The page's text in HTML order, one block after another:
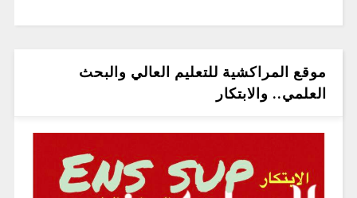
موقع المراكشية للتعليم العالي والبحث
العلمي.. والابتكار